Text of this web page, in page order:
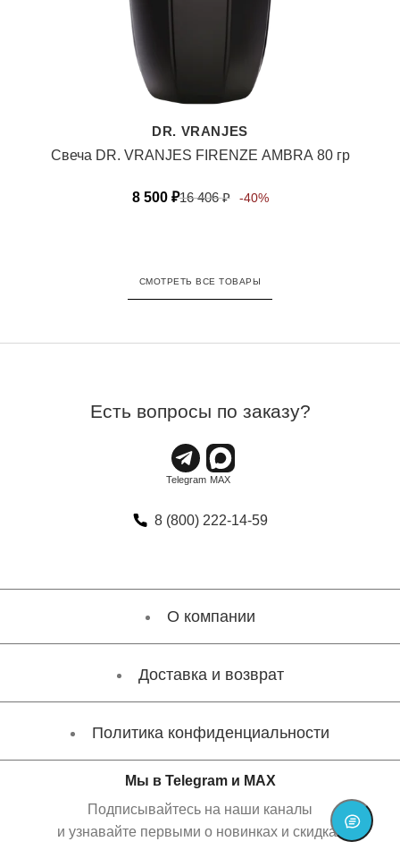
DR. VRANJES
Свеча DR. VRANJES FIRENZE АМВRА 80 гр
8 500 ₽16 406₽ -40%
СМОТРЕТЬ ВСЕ ТОВАРЫ
Есть вопросы по заказу?
8 (800) 222-14-59
О компании
Доставка и возврат
Политика конфиденциальности
Мы в Telegram и MAX
Подписывайтесь на наши каналы
и узнавайте первыми о новинках и скидках